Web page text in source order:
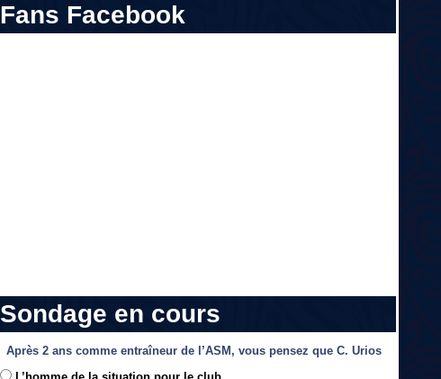
Fans Facebook
Sondage en cours
Après 2 ans comme entraîneur de l’ASM, vous pensez que C. Urios